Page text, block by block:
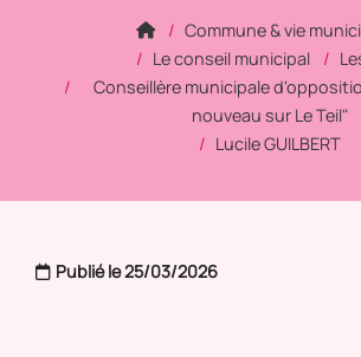
Commune & vie
Le conseil municipal
Conseillère municipale
nouveau sur Le Teil"
Lucile GUILBERT
Publié le 25/03/2026